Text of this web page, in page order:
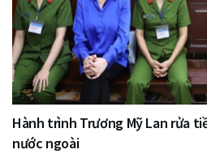
Hành trình Trương Mỹ Lan rửa
nước ngoài